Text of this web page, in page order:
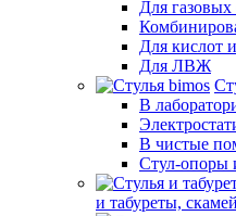
Для газовых
Для кислот
Для ЛВЖ
В
В чистые
Стул-опоры
и табуреты,